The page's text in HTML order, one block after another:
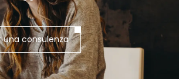
consulenza